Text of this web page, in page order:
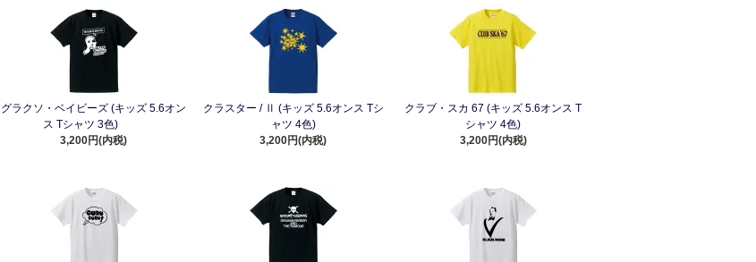
グラクソ・ベイビーズ (キッズ 5.6オン
ス Tシャツ 3色)
3,200円(内税)
クラスター / Ⅱ (キッズ 5.6オンス Tシ
ャツ 4色)
3,200円(内税)
クラブ・スカ 67 (キッズ 5.6オンス T
シャツ 4色)
3,200円(内税)